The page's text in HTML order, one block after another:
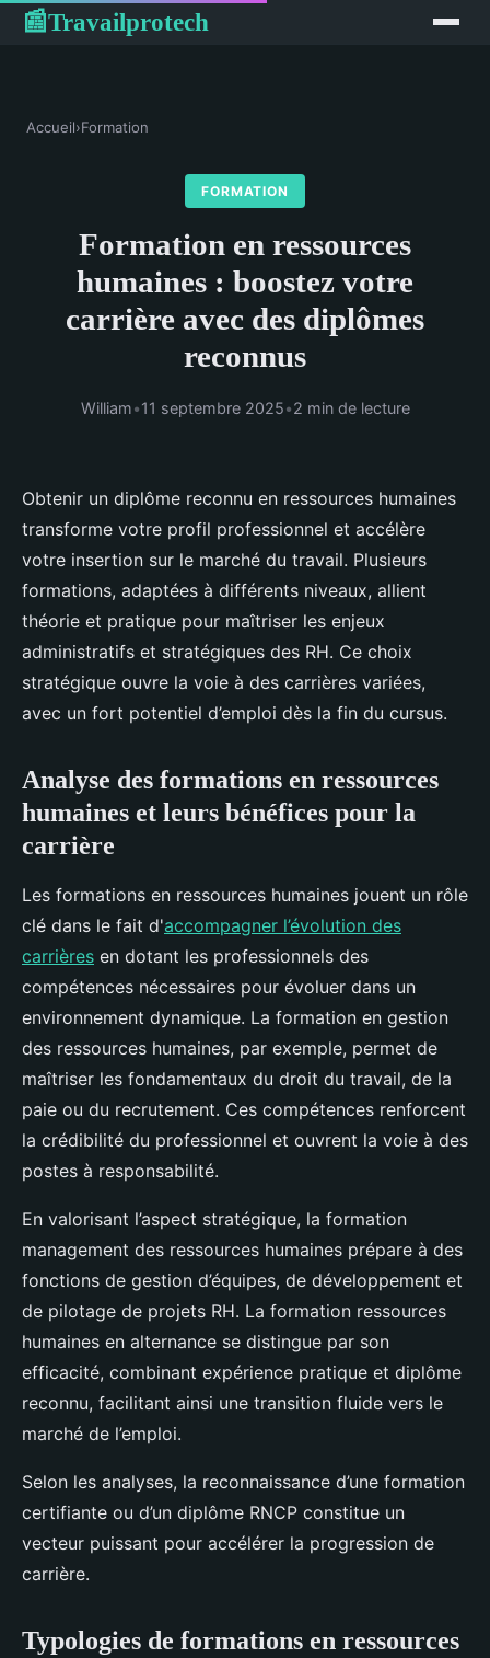
📰Travailprotech
Accueil›Formation
FORMATION
Formation en ressources
humaines : boostez votre
carrière avec des diplômes
reconnus
William•11 septembre 2025•2 min de lecture
Obtenir un diplôme reconnu en ressources humaines
transforme votre profil professionnel et accélère
votre insertion sur le marché du travail. Plusieurs
formations, adaptées à différents niveaux, allient
théorie et pratique pour maîtriser les enjeux
administratifs et stratégiques des RH. Ce choix
stratégique ouvre la voie à des carrières variées,
avec un fort potentiel d’emploi dès la fin du cursus.
Analyse des formations en ressources
humaines et leurs bénéfices pour la
carrière
Les formations en ressources humaines jouent un rôle
clé dans le fait d'accompagner l’évolution des
carrières en dotant les professionnels des
compétences nécessaires pour évoluer dans un
environnement dynamique. La formation en gestion
des ressources humaines, par exemple, permet de
maîtriser les fondamentaux du droit du travail, de la
paie ou du recrutement. Ces compétences renforcent
la crédibilité du professionnel et ouvrent la voie à des
postes à responsabilité.
En valorisant l’aspect stratégique, la formation
management des ressources humaines prépare à des
fonctions de gestion d’équipes, de développement et
de pilotage de projets RH. La formation ressources
humaines en alternance se distingue par son
efficacité, combinant expérience pratique et diplôme
reconnu, facilitant ainsi une transition fluide vers le
marché de l’emploi.
Selon les analyses, la reconnaissance d’une formation
certifiante ou d’un diplôme RNCP constitue un
vecteur puissant pour accélérer la progression de
carrière.
Typologies de formations en ressources